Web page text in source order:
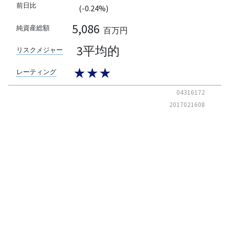
前日比
(-0.24%)
純資産総額 5,086 百万円
リスクメジャー 3平均的
レーティング ★★★
04316172
2017021608